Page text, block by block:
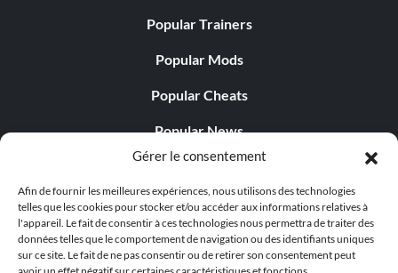
Gérer le consentement
Afin de fournir les meilleures expériences, nous utilisons des technologies
telles que les cookies pour stocker et/ou accéder aux informations relatives à
l'appareil. Le fait de consentir à ces technologies nous permettra de traiter des
données telles que le comportement de navigation ou des identifiants uniques
sur ce site. Le fait de ne pas consentir ou de retirer son consentement peut
Popular Trainers
Popular Mods
Popular Cheats
Popular News
Popular Editorials
Popular Free Games
LATEST UPDATES